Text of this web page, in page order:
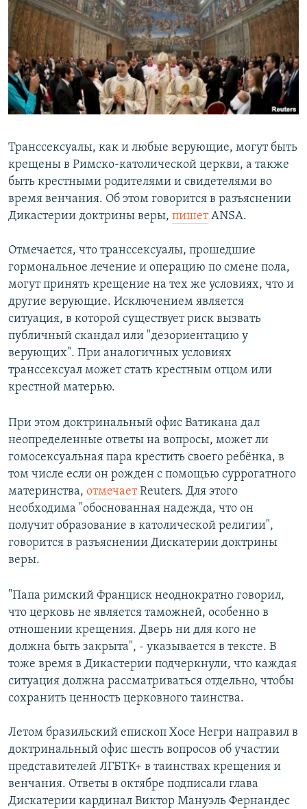
РАСПИСАНИЕ ВЕЩАНИЯ
ПОДПИШИТЕСЬ НА РАССЫЛКУ
СОЦИАЛЬНЫЕ СЕТИ
Все сайты РСЕ/РС
Транссексуалы, как и любые верующие, могут быть
крещены в Римско-католической церкви, а также
быть крестными родителями и свидетелями во
время венчания. Об этом говорится в разъяснении
Дикастерии доктрины веры, пишетANSA.
Отмечается, что транссексуалы, прошедшие
гормональное лечение и операцию по смене пола,
могут принять крещение на тех же условиях, что и
другие верующие. Исключением является
ситуация, в которой существует риск вызвать
публичный скандал или "дезориентацию у
верующих". При аналогичных условиях
транссексуал может стать крестным отцом или
крестной матерью.
При этом доктринальный офис Ватикана дал
неопределенные ответы на вопросы, может ли
гомосексуальная пара крестить своего ребёнка, в
том числе если он рожден с помощью суррогатного
материнства, отмечаетReuters. Для этого
необходима "обоснованная надежда, что он
получит образование в католической религии",
говорится в разъяснении Дискатерии доктрины
веры.
"Папа римский Франциск неоднократно говорил,
что церковь не является таможней, особенно в
отношении крещения. Дверь ни для кого не
должна быть закрыта", - указывается в тексте. В
тоже время в Дикастерии подчеркнули, что каждая
ситуация должна рассматриваться отдельно, чтобы
сохранить ценность церковного таинства.
Летом бразильский епископ Хосе Негри направил в
доктринальный офис шесть вопросов об участии
представителей ЛГБТК+ в таинствах крещения и
венчания. Ответы в октябре подписали глава
Дискатерии кардинал Виктор Мануэль Фернандес